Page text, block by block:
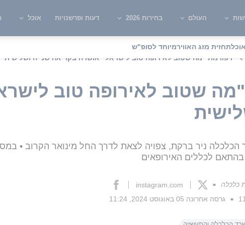
העולם בחירות 2026 דעות ופרשנויות אוכל
אוכלתחזית מזג האווירמיוחד לסופ"ש
רפורמת "מה שטוב לאירופה טוב לישראל" אושרה בקריאה שנייה ושלישית
שטוב לאירופה טוב
הכלכלה ניר ברקת, צפויה לצאת לדרך החל מינואר הקרוב •
בהתאם לכללים האירופאים
כלכלה ■
instagram.com
■ גרסה אחרונה 05 באוגוסט 2024, 11:24